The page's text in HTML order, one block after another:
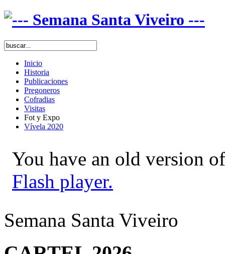
Inicio
Historia
Publicaciones
Pregoneros
Cofradias
Visitas
Fot y Expo
Vívela 2020
You have an old version
Flash player.
Semana Santa Viveiro